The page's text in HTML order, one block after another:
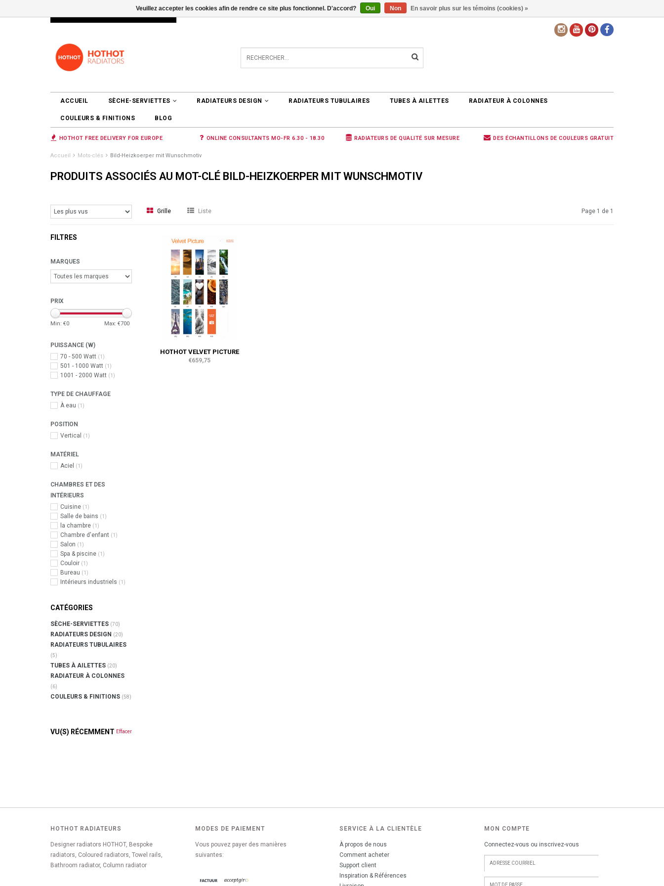
INFO@RADIATORS.SHOP SE CONNECTER 0 ARTICLES €0,00
ACCUEIL SÈCHE-SERVIETTES RADIATEURS DESIGN RADIATEURS TUBULAIRES TUBES À AILETTES RADIATEUR À COLONNES
COULEURS & FINITIONS BLOG
HOTHOT FREE DELIVERY FOR EUROPE ONLINE CONSULTANTS MO-FR 6.30 - 18.30 RADIATEURS DE QUALITÉ SUR MESURE DES ÉCHANTILLONS DE COULEURS GRATUIT
Accueil Mots-clés Bild-Heizkoerper mit Wunschmotiv
PRODUITS ASSOCIÉS AU MOT-CLÉ BILD-HEIZKOERPER MIT WUNSCHMOTIV
Grille Liste Page 1 de 1
FILTRES
MARQUES
PRIX
Min: €0 Max: €700
PUISSANCE (W)
70 - 500 Watt (1)
501 - 1000 Watt (1)
1001 - 2000 Watt (1)
TYPE DE CHAUFFAGE
À eau (1)
POSITION
Vertical
(1)
MATÉRIEL
Aciel
(1)
CHAMBRES ET DES
INTÉRIEURS
Cuisine (1)
Salle de bains (1)
la chambre (1)
Chambre d'enfant (1)
Salon (1)
Spa & piscine (1)
Couloir (1)
Bureau (1)
Intérieurs industriels (1)
CATÉGORIES
SÈCHE-SERVIETTES (70)
RADIATEURS DESIGN (20)
RADIATEURS TUBULAIRES
(5)
TUBES À AILETTES (20)
RADIATEUR À COLONNES
(6)
COULEURS & FINITIONS (58)
VU(S) RÉCEMMENT Effacer
HOTHOT VELVET PICTURE
€659,75
HOTHOT RADIATEURS
Designer radiators HOTHOT, Bespoke
radiators, Coloured radiators, Towel rails,
Bathroom radiator, Column radiator
MODES DE PAIEMENT
Vous pouvez payer des manières
suivantes:
SERVICE À LA CLIENTÈLE
À propos de nous
Comment acheter
Support client
Inspiration & Références
MON COMPTE
Connectez-vous ou inscrivez-vous
Veuillez accepter les cookies afin de rendre ce site plus fonctionnel. D'accord? Oui Non En savoir plus sur les témoins (cookies) »